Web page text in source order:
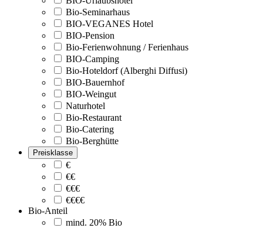
Bio-Seminarhaus
BIO-VEGANES Hotel
BIO-Pension
Bio-Ferienwohnung / Ferienhaus
BIO-Camping
Bio-Hoteldorf (Alberghi Diffusi)
BIO-Bauernhof
BIO-Weingut
Naturhotel
Bio-Restaurant
Bio-Catering
Bio-Berghütte
Preisklasse
€
€€
€€€
€€€€
Bio-Anteil
mind. 20% Bio